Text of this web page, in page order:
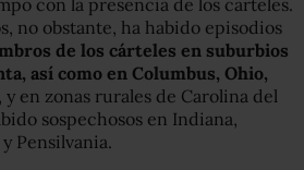
no obstante, ha habido episodios
de los cárteles en suburbios
así como en Columbus, Ohio,
, y en zonas rurales de Carolina del
sospechosos en Indiana,
Pensilvania.